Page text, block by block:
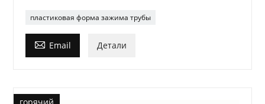
пластиковая форма зажима трубы
 Email Детали